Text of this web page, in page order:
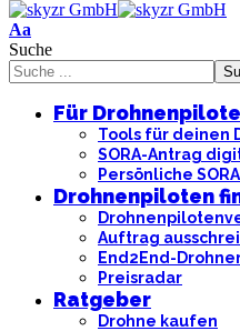
Schriftgrößenanpassung
Aa
Suche
Für
Tools für deinen
SORA-Antrag
Persönliche
Drohnenpiloten
Auftrag
End2End-
Preisradar
Ratgeber
Drohne kaufen